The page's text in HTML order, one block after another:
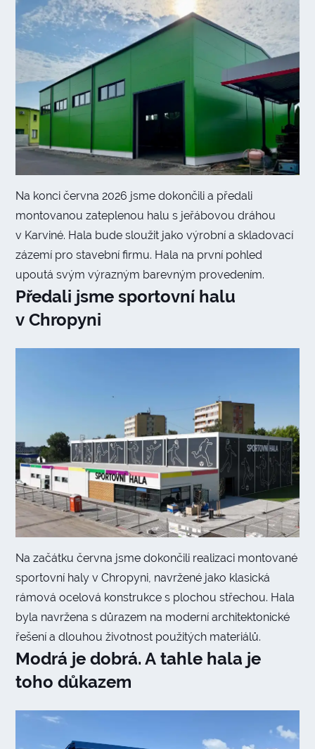
Na konci června 2026 jsme dokončili a předali
montovanou zateplenou halu s jeřábovou dráhou
v Karviné. Hala bude sloužit jako výrobní a skladovací
zázemí pro stavební firmu. Hala na první pohled
upoutá svým výrazným barevným provedením.
Předali jsme sportovní halu
v Chropyni
Na začátku června jsme dokončili realizaci montované
sportovní haly v Chropyni, navržené jako klasická
rámová ocelová konstrukce s plochou střechou. Hala
byla navržena s důrazem na moderní architektonické
řešení a dlouhou životnost použitých materiálů.
Modrá je dobrá. A tahle hala je
toho důkazem